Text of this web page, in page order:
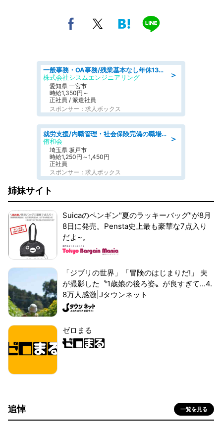
＞
一般事務・OA事務/残業基本なし年休130日社保完備の一般・調達事務
株式会社シスムエンジニアリング
愛知県 一宮市
時給1,350円～
正社員 / 派遣社員
スポンサー：求人ボックス
＞
就労支援/内職管理・社会保険完備の職場で生活支援員
侑和会
埼玉県 坂戸市
時給1,250円～1,450円
正社員
スポンサー：求人ボックス
姉妹サイト
Suicaのペンギン"夏のラッキーバッグ"が8月
8日に発売。Pensta史上最も豪華な7点入り
だよ~。
「ジブリの世界」「冒険のはじまりだ!」 夫
が撮影した〝1歳娘の後ろ姿〟が良すぎて...4.
8万人感激|Jタウンネット
ゼロまる
追悼 一覧を見る